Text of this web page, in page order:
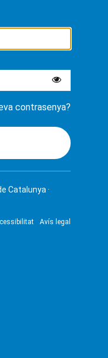
contrasenya?
Catalunya ·
Avís legal